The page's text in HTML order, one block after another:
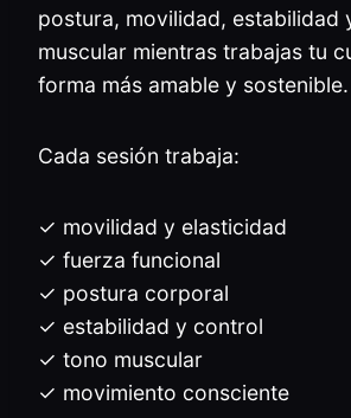
postura, movilidad, estabilidad
muscular mientras trabajas tu
forma más amable y sostenible.
Cada sesión trabaja:
✓ movilidad y elasticidad
✓ fuerza funcional
✓ postura corporal
✓ estabilidad y control
✓ tono muscular
✓ movimiento consciente